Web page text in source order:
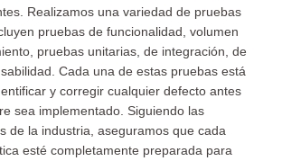
Realizamos una variedad de pruebas
pruebas de funcionalidad, volumen
pruebas unitarias, de integración, de
Cada una de estas pruebas está
y corregir cualquier defecto antes
sea implementado. Siguiendo las
de la industria, aseguramos que cada
esté completamente preparada para